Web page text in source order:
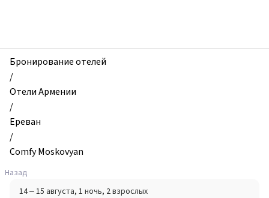
и
квартиры,
Comfy
Moskovyan,
Ереван,
Армения
Бронирование отелей
/
Отели Армении
/
Ереван
/
Comfy Moskovyan
Назад
14 – 15 августа, 1 ночь, 2 взрослых